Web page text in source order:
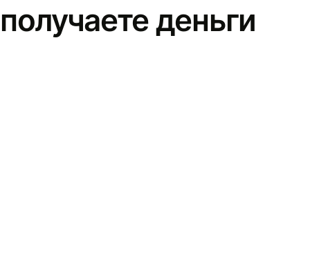
получаете деньги